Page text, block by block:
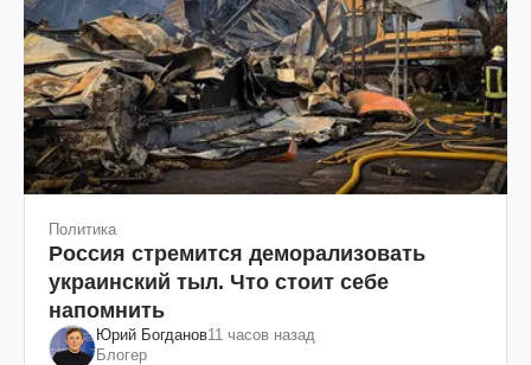
Политика
Россия стремится деморализовать
украинский тыл. Что стоит себе
напомнить
Юрий Богданов11 часов назад
Блогер